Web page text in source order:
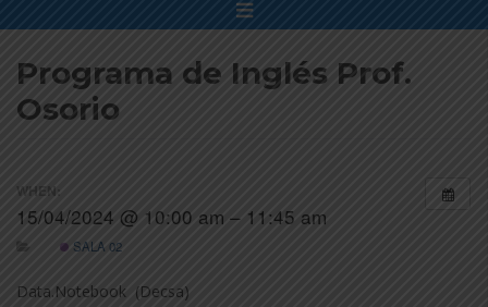
Programa de Inglés Prof.
Osorio
WHEN:
15/04/2024 @ 10:00 am – 11:45 am
SALA 02
Data.Notebook (Decsa)